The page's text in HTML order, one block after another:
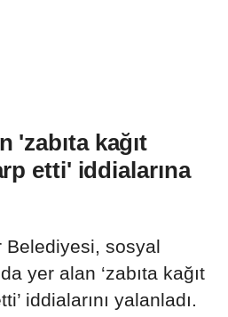
'zabıta kağıt
etti' iddialarına
Belediyesi, sosyal
yer alan ‘zabıta kağıt
iddialarını yalanladı.